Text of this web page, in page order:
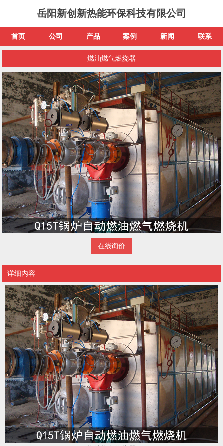
岳阳新创新热能环保科技有限公司
首页 公司 产品 案例 新闻 联系
燃油燃气燃烧器
在线询价
详细内容